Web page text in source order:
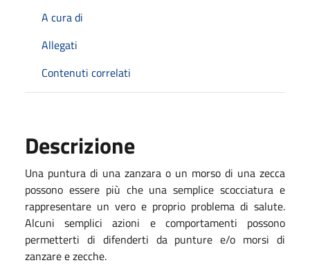
A cura di
Allegati
Contenuti correlati
Descrizione
Una puntura di una zanzara o un morso di una zecca
possono essere più che una semplice scocciatura e
rappresentare un vero e proprio problema di salute.
Alcuni semplici azioni e comportamenti possono
permetterti di difenderti da punture e/o morsi di
zanzare e zecche.